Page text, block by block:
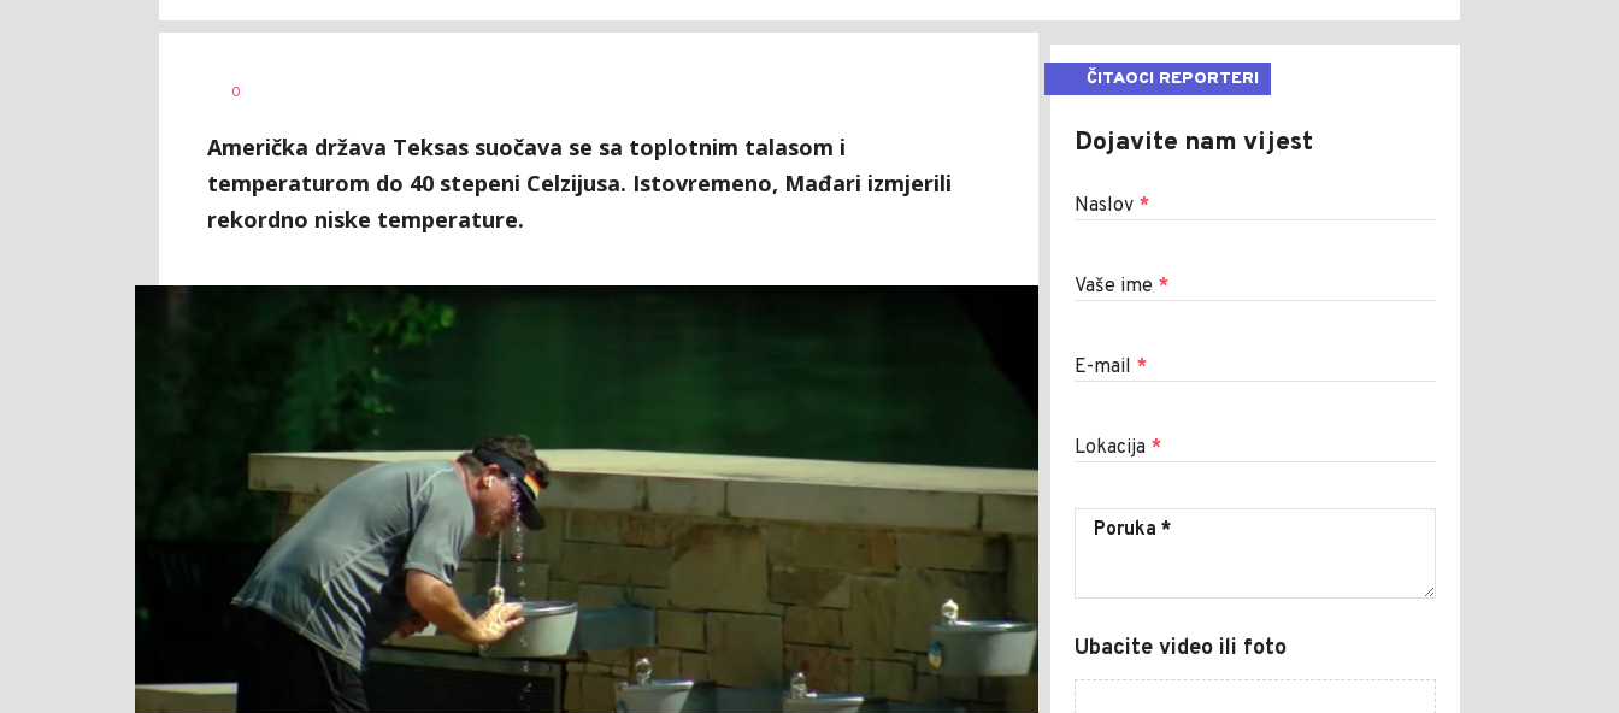
AUTOR
0
Američka država Teksas suočava se sa toplotnim talasom i
temperaturom do 40 stepeni Celzijusa. Istovremeno, Mađari izmjerili
rekordno niske temperature.
ČITAOCI REPORTERI
Dojavite nam vijest
Naslov *
Vaše ime *
E-mail *
Lokacija *
Ubacite video ili foto